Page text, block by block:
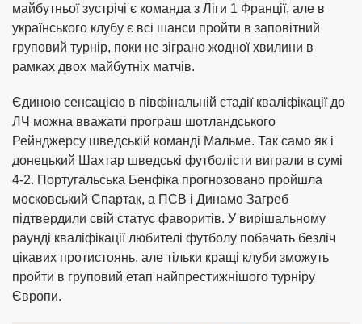
майбутньої зустрічі є команда з Ліги 1 Франції, але в
українського клубу є всі шанси пройти в заповітний
груповий турнір, поки не зіграно жодної хвилини в
рамках двох майбутніх матчів.
Єдиною сенсацією в півфінальній стадії кваліфікації до
ЛЧ можна вважати програш шотландського
Рейнджерсу шведській команді Мальме. Так само як і
донецький Шахтар шведські футболісти виграли в сумі
4-2. Португальська Бенфіка прогнозовано пройшла
московський Спартак, а ПСВ і Динамо Загреб
підтвердили свій статус фаворитів. У вирішальному
раунді кваліфікації любителі футболу побачать безліч
цікавих протистоянь, але тільки кращі клуби зможуть
пройти в груповий етап найпрестижнішого турніру
Європи.